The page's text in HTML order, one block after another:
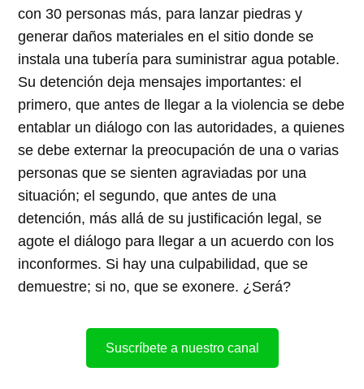
con 30 personas más, para lanzar piedras y
generar daños materiales en el sitio donde se
instala una tubería para suministrar agua potable.
Su detención deja mensajes importantes: el
primero, que antes de llegar a la violencia se debe
entablar un diálogo con las autoridades, a quienes
se debe externar la preocupación de una o varias
personas que se sienten agraviadas por una
situación; el segundo, que antes de una
detención, más allá de su justificación legal, se
agote el diálogo para llegar a un acuerdo con los
inconformes. Si hay una culpabilidad, que se
demuestre; si no, que se exonere. ¿Será?
Suscríbete a nuestro canal